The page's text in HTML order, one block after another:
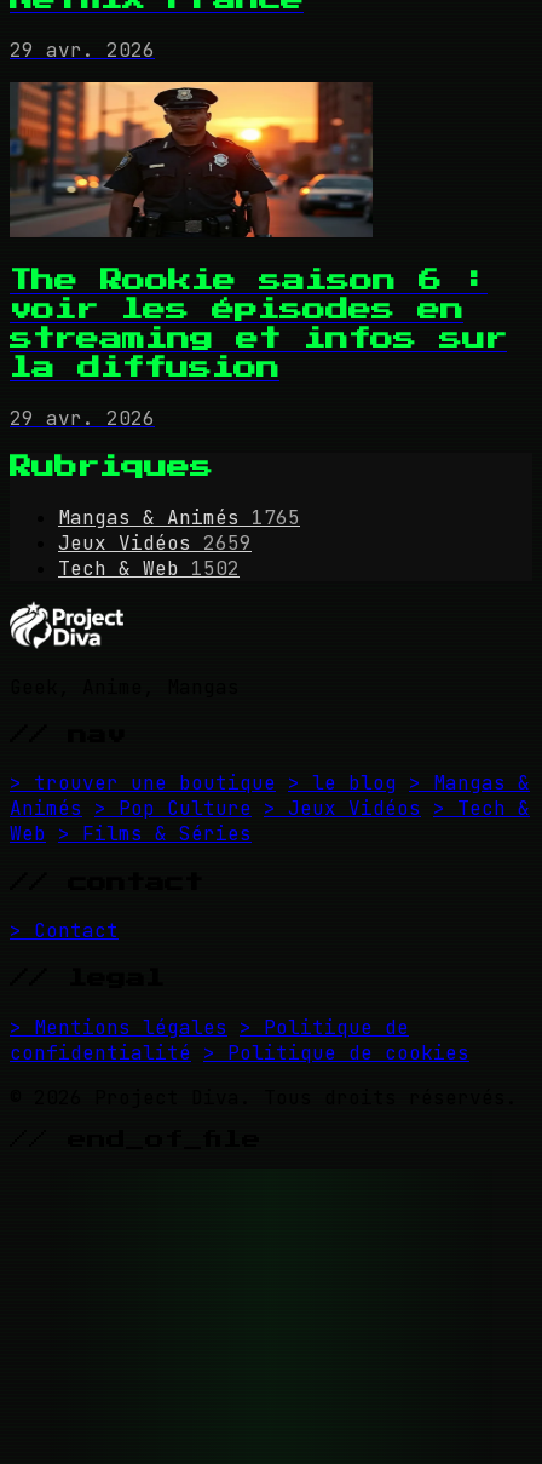
29 avr. 2026
The Rookie saison 6 :
voir les épisodes en
streaming et infos sur
la diffusion
29 avr. 2026
Rubriques
Mangas & Animés
1765
Jeux Vidéos
2659
Tech & Web 1502
> trouver une boutique > le blog > Mangas &
Animés
> Pop Culture > Jeux Vidéos
> Tech &
Web > Films & Séries
> Contact
> Mentions légales
> Politique de
confidentialité > Politique de cookies